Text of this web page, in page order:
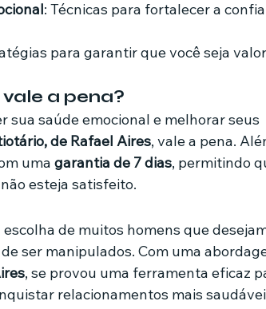
: Técnicas para fortalecer a
para garantir que você seja
a pena?
sua saúde emocional e melhorar seus
de Rafael Aires, vale a pena.
uma garantia de 7 dias, permitindo
esteja satisfeito.
escolha de muitos homens que
ser manipulados. Com uma
, se provou uma ferramenta eficaz
relacionamentos mais